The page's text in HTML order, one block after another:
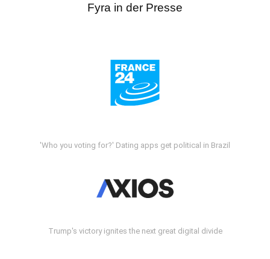
Fyra in der Presse
'Who you voting for?' Dating apps get political in Brazil
Trump's victory ignites the next great digital divide